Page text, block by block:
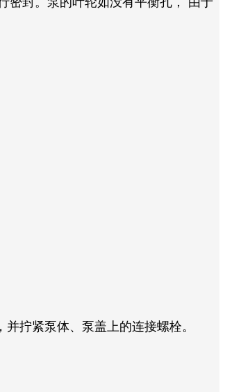
拧紧泵体、泵盖上的连接螺栓。